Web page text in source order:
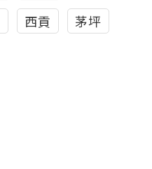
西貢
茅坪